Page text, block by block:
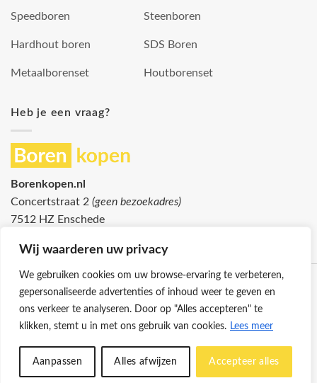
Wij waarderen uw privacy
We gebruiken cookies om uw browse-ervaring te verbeteren,
gepersonaliseerde advertenties of inhoud weer te geven en
ons verkeer te analyseren. Door op "Alles accepteren" te
klikken, stemt u in met ons gebruik van cookies. Lees meer
Aanpassen Alles afwijzen Accepteer alles
Speedboren
Hardhout boren
Metaalborenset
Steenboren
SDS Boren
Houtborenset
Heb je een vraag?
Borenkopen.nl
Concertstraat 2 (geen bezoekadres)
7512 HZ Enschede